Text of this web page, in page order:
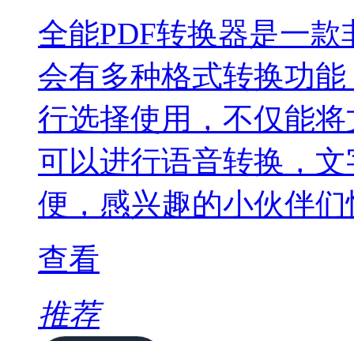
全能PDF转换器是一
会有多种格式转换功
行选择使用，不仅能
可以进行语音转换，
便，感兴趣的小伙伴
查看
推荐